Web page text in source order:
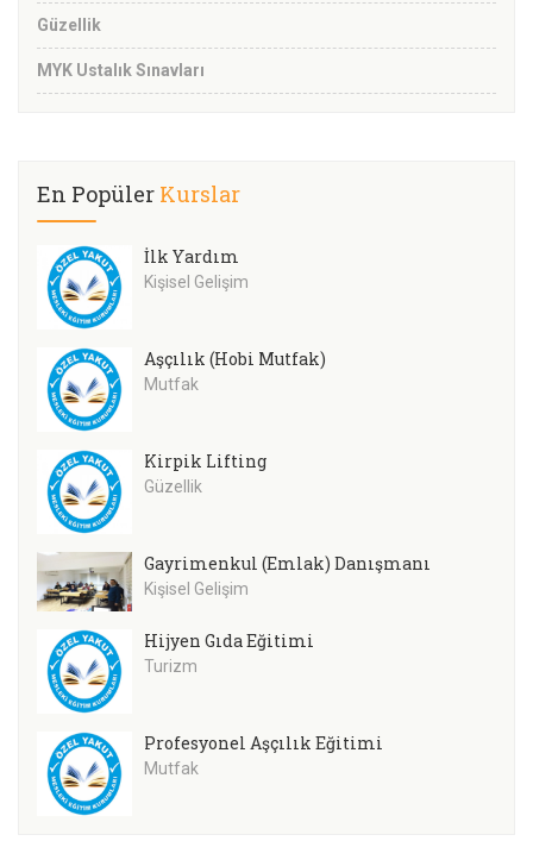
Güzellik
MYK Ustalık Sınavları
En Popüler Kurslar
İlk Yardım
Kişisel Gelişim
Aşçılık (Hobi Mutfak)
Mutfak
Kirpik Lifting
Güzellik
Gayrimenkul (Emlak) Danışmanı
Kişisel Gelişim
Hijyen Gıda Eğitimi
Turizm
Profesyonel Aşçılık Eğitimi
Mutfak